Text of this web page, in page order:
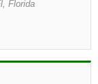
Florida
Fl, Florida